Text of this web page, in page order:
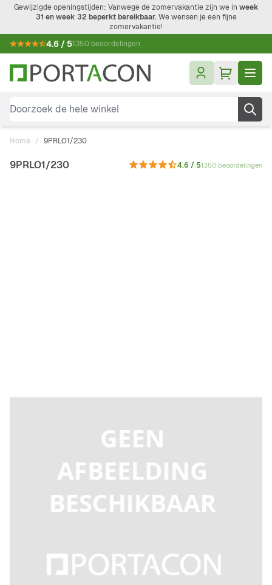
Ga naar de inhoud
Gewijzigde openingstijden: Vanwege de zomervakantie zijn we in week
31 en week 32 beperkt bereikbaar.We wensen je een fijne
zomervakantie!
4.6 / 51350 beoordelingen
Doorzoek de hele winkel
Home / 9PRLO1/230
9PRLO1/230 4.6 / 51350 beoordelingen
Incl. BTW
€ 220,22
Offerte aanvragen
Wanneer een offerte aanvragen?